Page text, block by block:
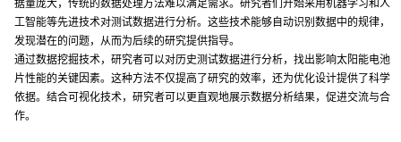
据量庞大，传统的数据处理方法难以满足需求。研究者们开始采用机器学习和人
工智能等先进技术对测试数据进行分析。这些技术能够自动识别数据中的规律，
发现潜在的问题，从而为后续的研究提供指导。
通过数据挖掘技术，研究者可以对历史测试数据进行分析，找出影响太阳能电池
片性能的关键因素。这种方法不仅提高了研究的效率，还为优化设计提供了科学
依据。结合可视化技术，研究者可以更直观地展示数据分析结果，促进交流与合
作。